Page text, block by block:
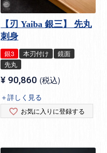
【刃 Yaiba 銀三】 先丸
刺身
銀3 本刃付け
鏡面
先丸
¥ 90,860 税込
＋詳しく見る
お気に入りに登録する